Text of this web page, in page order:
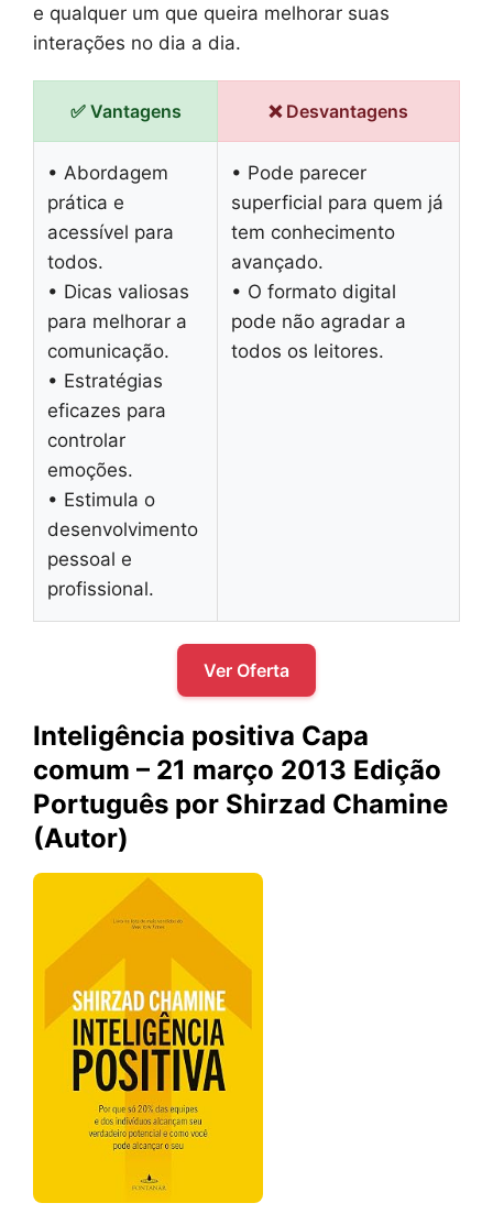
e qualquer um que queira melhorar suas
interações no dia a dia.
✅ Vantagens ❌ Desvantagens
• Abordagem
prática e
acessível para
todos.
• Dicas valiosas
para melhorar a
comunicação.
• Estratégias
eficazes para
controlar
emoções.
• Estimula o
desenvolvimento
pessoal e
profissional.
• Pode parecer
superficial para quem já
tem conhecimento
avançado.
• O formato digital
pode não agradar a
todos os leitores.
Ver Oferta
Inteligência positiva Capa
comum – 21 março 2013 Edição
Português por Shirzad Chamine
(Autor)